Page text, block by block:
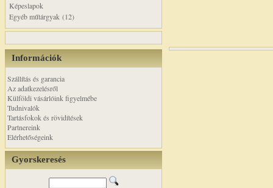
Képeslapok
Egyéb műtárgyak (12)
Információk
Szállítás és garancia
Az adatkezelésről
Külföldi vásárlóink figyelmébe
Tudnivalók
Tartásfokok és rövidítések
Partnereink
Elérhetőségeink
Gyorskeresés